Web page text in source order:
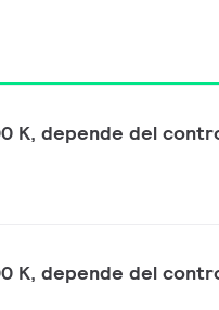
K, depende del
K, depende del